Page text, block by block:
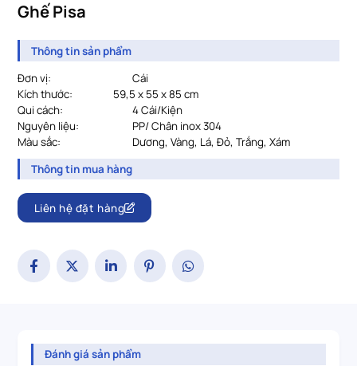
Ghế Pisa
Thông tin sản phẩm
Đơn vị:
Cái
Kích thước:
59,5 x 55 x 85 cm
Qui cách:
4 Cái/Kiện
Nguyên liệu:
PP/ Chân inox 304
Màu sắc:
Dương, Vàng, Lá, Đỏ, Trắng, Xám
Thông tin mua hàng
Liên hệ đặt hàng
Đánh giá sản phẩm